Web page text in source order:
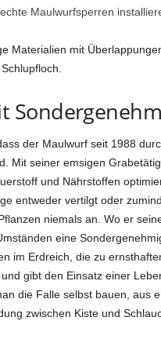
Maulwurfsperren
Materialien mit
der Maulwurf seit 1988
Mit seiner emsigen
und Nährstoffen
entweder vertilgt oder
niemals an. Wo er
eine
im Erdreich, die zu
gibt den Einsatz einer
die Falle selbst bauen, aus
zwischen Kiste und